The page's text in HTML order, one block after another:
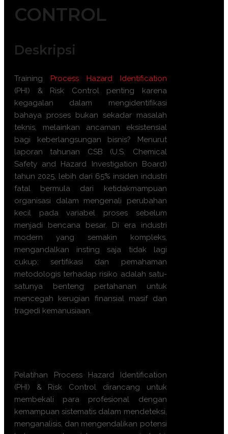
CONTROL
Deskripsi
Training
Process Hazard Identification
(PHI) & Risk Control penting karena
kegagalan dalam mengidentifikasi
bahaya proses bukan sekadar masalah
teknis, melainkan ancaman eksistensial
bagi keberlangsungan bisnis? Menurut
laporan tahunan CSB (U.S. Chemical
Safety and Hazard Investigation Board)
tahun 2025, lebih dari 65% insiden industri
fatal bermula dari ketidakmampuan
organisasi dalam mengenali perubahan
kecil pada variabel proses sebelum
menjadi bencana besar. Di era industri
modern yang semakin kompleks,
mengandalkan insting saja tidak lagi
cukup; sertifikasi dan pemahaman
metodologis terhadap risiko adalah satu-
satunya benteng pertahanan untuk
mencegah kerugian finansial masif dan
tragedi kemanusiaan.
Pelatihan Process Hazard Identification
(PHI) & Risk Control dirancang untuk
membekali para profesional dengan
kemampuan sistematis dalam mendeteksi,
menganalisis, dan mengendalikan potensi